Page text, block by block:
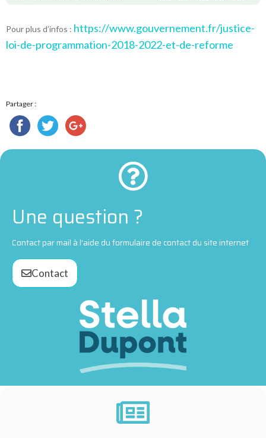
Pour plus d’infos : https://www.gouvernement.fr/justice-
loi-de-programmation-2018-2022-et-de-reforme
Partager :
Une question ?
Contact par mail à l'aide du formulaire de contact du site internet
Contact